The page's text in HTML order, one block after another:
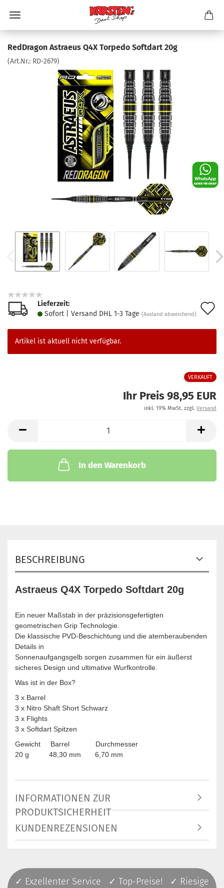
RedDragon Astraeus Q4X Torpedo Softdart 20g
(Art.Nr.: RD-2679)
Lieferzeit:
Sofort | Versand DHL 1-3 Tage (Ausland abweichend)
Artikel ist aktuell nicht verfügbar.
VERKAUFT
Ihr Preis 98,95 EUR
inkl. 19% MwSt. zzgl. Versand
In den Warenkorb
BESCHREIBUNG
Astraeus Q4X Torpedo Softdart 20g
Ein neuer Maßstab in der präzisionsgefertigten
geometrischen Grip Technologie.
Die klassische PVD-Beschichtung und die atemberaubenden
Details in
Sonnenaufgangsgelb sorgen zusammen für ein äußerst
sicheres Design und ultimative Wurfkontrolle.
Was ist in der Box?
3 x Barrel
3 x Nitro Shaft Short Schwarz
3 x Flights
3 x Softdart Spitzen
Gewicht Barrel Durchmesser
20 g 48,30 mm 6,70 mm
INFORMATIONEN ZUR
PRODUKTSICHERHEIT
KUNDENREZENSIONEN
✓ Exzellenter Service ✓ Top-Preise! ✓ Riesige